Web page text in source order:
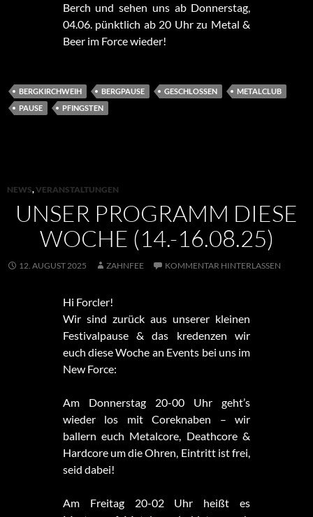
Berch und sehen uns ab Donnerstag,
04.06. pünktlich ab 20 Uhr zu Metal &
Beer im Force wieder!
BERGKIRCHWEIH BERGPAUSE GESCHLOSSEN
METALCLUB
PAUSE
PFINGSTEN
NEWS,VERANSTALTUNGEN
UNSER PROGRAMM DIESE
WOCHE (14.-16.08.25)
12. AUGUST 2025 ZAHNFEE KOMMENTAR HINTERLASSEN
Hi Forcler!
Wir sind zurück aus unserer kleinen
Festivalpause & das kredenzen wir
euch diese Woche an Events bei uns im
New Force:
Am Donnerstag 20-00 Uhr geht’s
wieder los mit Coreknaben – wir
ballern euch Metalcore, Deathcore &
Hardcore um die Ohren, Eintritt ist frei,
seid dabei!
Am Freitag 20-02 Uhr heißt es